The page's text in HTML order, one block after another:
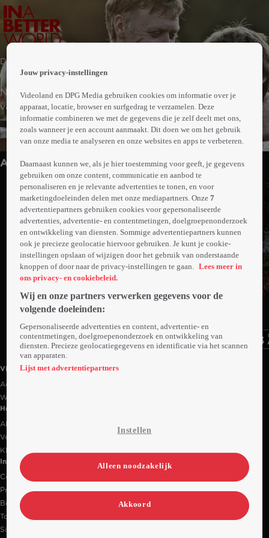
Drama
Na de dood van zijn moeder verhuist Christian met zijn
vader van Engeland naar Denemarken en komt daar in
een nieuwe klas terecht. Hij wordt naast het gepeste
buitenbeentje Elias geplaatst en de twee jongens raken
direct bevriend. Wanneer ze bij een bezoek aan de
haven toeschouwer zijn van een aanvaring tussen de
vredelievende vader van Elias en een agressieve man,
haalt Christian zijn vriend over tot een radicale
wraakactie.
Meer
info
Anderen kijken ook
Ga
naar
Ga
Trailer
Ga
Videoland useful links.
Videoland
Actiecode
Werken bij RTL
Handige links
Alle films & series
Veelgestelde vragen
Klantenservice
Informatie
Contact
Privacy-instellingen
Bedrijfsgegevens
Toegankelijkheidsverklaring
Sitemap
Jouw privacy-instellingen
Videoland en DPG Media gebruiken cookies om informatie over je
apparaat, locatie, browser en surfgedrag te verzamelen. Deze
informatie combineren we met de gegevens die je zelf deelt met ons,
zoals wanneer je een account aanmaakt. Dit doen we om het gebruik
van onze media te analyseren en onze websites en apps te verbeteren.
Daarnaast kunnen we, als je hier toestemming voor geeft, je gegevens
gebruiken om onze content, communicatie en aanbod te
personaliseren en je relevante advertenties te tonen, en voor
marketingdoeleinden delen met onze mediapartners. Onze7
advertentiepartners gebruiken cookies voor gepersonaliseerde
advertenties, advertentie- en contentmetingen, doelgroepenonderzoek
en ontwikkeling van diensten. Sommige advertentiepartners kunnen
ook je precieze geolocatie hiervoor gebruiken. Je kunt je cookie-
instellingen opslaan of wijzigen door het gebruik van onderstaande
knoppen of door naar de privacy-instellingen te gaan. Lees meer in
ons privacy- en cookiebeleid.
Wij en onze partners verwerken gegevens voor de
volgende doeleinden:
Gepersonaliseerde advertenties en content, advertentie- en
contentmetingen, doelgroepenonderzoek en ontwikkeling van
diensten. Precieze geolocatiegegevens en identificatie via het scannen
van apparaten.
Lijst met advertentiepartners
Instellen
Alleen noodzakelijk
Akkoord